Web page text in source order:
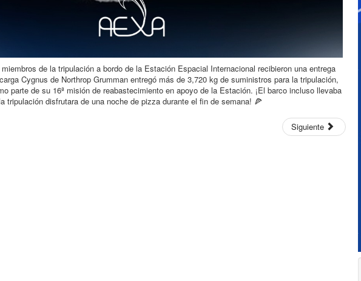
de la tripulación a bordo de la Estación Espacial Internacional recibieron una entrega
Cygnus de Northrop Grumman entregó más de 3,720 kg de suministros para la tripulación,
parte de su 16ª misión de reabastecimiento en apoyo de la Estación. ¡El barco incluso llevaba
tripulación disfrutara de una noche de pizza durante el fin de semana! 🍕
Siguiente